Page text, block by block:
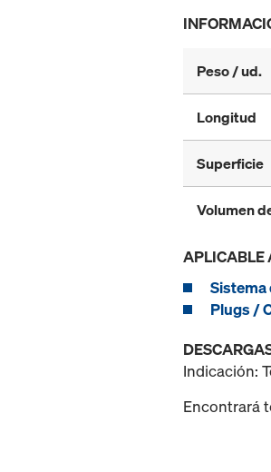
Peso / ud.
Longitud
Superficie
Volumen
APLICABLE
Sistema
Plugs /
Indicación:
Encontrará